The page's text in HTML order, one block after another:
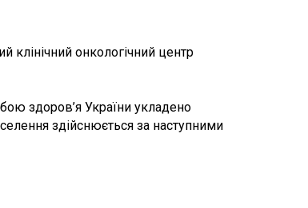
онкологічний центр
здоров’я України укладено
здійснюється за наступними